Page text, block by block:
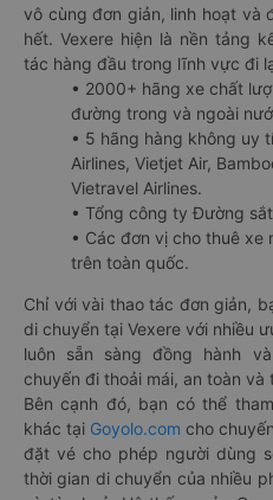
vô cùng đơn giản, linh hoạt và
hết. Vexere hiện là nền tảng
tác hàng đầu trong lĩnh vực đi
• 2000+ hãng xe chất
đường trong và ngoài
• 5 hãng hàng không uy
Airlines, Vietjet Air,
Vietravel Airlines.
• Tổng công ty Đường
• Các đơn vị cho thuê xe
trên toàn quốc.
Chỉ với vài thao tác đơn giản,
di chuyển tại Vexere với nhiều
luôn sẵn sàng đồng hành
chuyến đi thoải mái, an toàn và
Bên cạnh đó, bạn có thể
khác tại Goyolo.com cho
đặt vé cho phép người dùng
thời gian di chuyển của nhiều